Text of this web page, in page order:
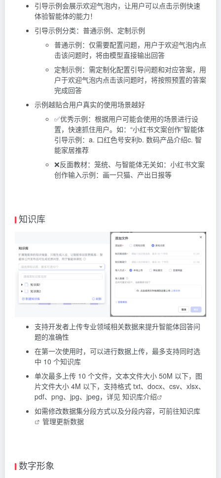
引导示例会展示欢迎气泡内，让用户可以点击示例快速
体验智能体的能力！
引导示例分类：普通示例、定制示例
普通示例：仅需要配置问题，用户于欢迎气泡内点
击该问题时，将由模型直接输出回答
定制示例：需定制化配置引导问题和对应答案，用
户于欢迎气泡内点击该问题时，将按照预置的答案
完成回答
示例越贴合用户真实的使用场景越好
✅优秀示例：根据用户可能会使用的场景进行设
置，快速抓住用户。如：“小红书文案创作”智能体
引导示例：a. 口红色号安利b. 数码产品介绍c. 智
能家居推荐
❌反面教材：笼统、与智能体无关如：小红书文案
创作输入示例：画一只猫、产出日报等
知识库
支持开发者上传专业领域相关数据来提升智能体回答问
题的准确性
在第一次使用时，可以进行数据上传，最多支持同时选
中 10 个知识库
单次最多上传 10 个文件，文本文件大小 50M 以下，图
片文件大小 4M 以下，支持格式 txt、docx、csv、xlsx、
pdf、png、jpg、jpeg，详见 知识库介绍
如需修改数据集分段方式以及分段内容，可前往知识库
管理更新数据
数字形象